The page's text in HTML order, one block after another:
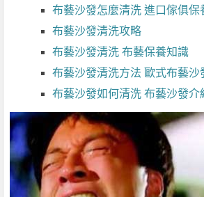
布藝沙發怎麼清洗 進口傢俱保
布藝沙發清洗攻略
布藝沙發清洗 布藝保養知識
布藝沙發清洗方法 歐式布藝沙
布藝沙發如何清洗 布藝沙發介